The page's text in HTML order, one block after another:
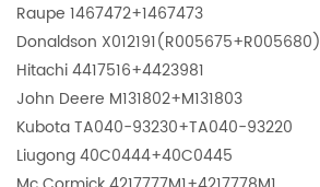
Raupe 1467472+1467473
Donaldson X012191(R005675+R005680)
Hitachi 4417516+4423981
John Deere M131802+M131803
Kubota TA040-93230+TA040-93220
Liugong 40C0444+40C0445